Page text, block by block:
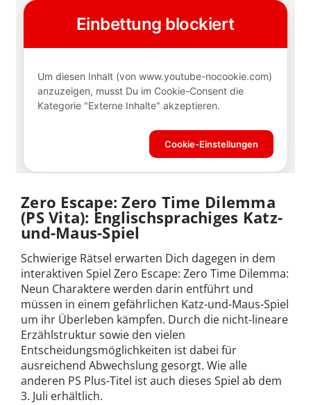
Zero Escape: Zero Time Dilemma
(PS Vita): Englischsprachiges Katz-
und-Maus-Spiel
Schwierige Rätsel erwarten Dich dagegen in dem
interaktiven Spiel Zero Escape: Zero Time Dilemma:
Neun Charaktere werden darin entführt und
müssen in einem gefährlichen Katz-und-Maus-Spiel
um ihr Überleben kämpfen. Durch die nicht-lineare
Erzählstruktur sowie den vielen
Entscheidungsmöglichkeiten ist dabei für
ausreichend Abwechslung gesorgt. Wie alle
anderen PS Plus-Titel ist auch dieses Spiel ab dem
3. Juli erhältlich.